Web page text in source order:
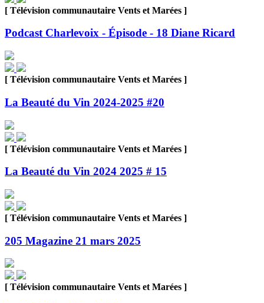
[ Télévision communautaire Vents et Marées ]
Podcast Charlevoix - Épisode - 18 Diane Ricard
[ Télévision communautaire Vents et Marées ]
La Beauté du Vin 2024-2025 #20
[ Télévision communautaire Vents et Marées ]
La Beauté du Vin 2024 2025 # 15
[ Télévision communautaire Vents et Marées ]
205 Magazine 21 mars 2025
[ Télévision communautaire Vents et Marées ]